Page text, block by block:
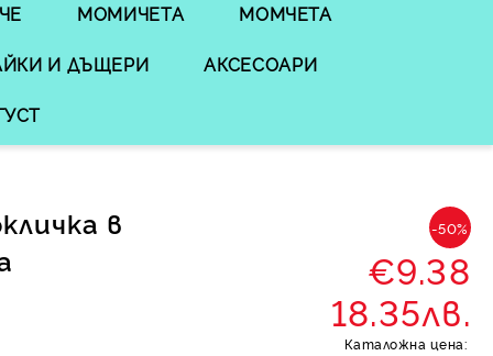
МОМИЧЕТА МОМЧЕТА
И ДЪЩЕРИ АКСЕСОАРИ
в
-50%
€9.38
18.35лв.
Каталожна цена: